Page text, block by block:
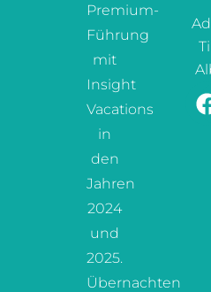
Premium-
Führung
mit
Insight
Vacations
in
den
Jahren
2024
und
2025.
Übernachten